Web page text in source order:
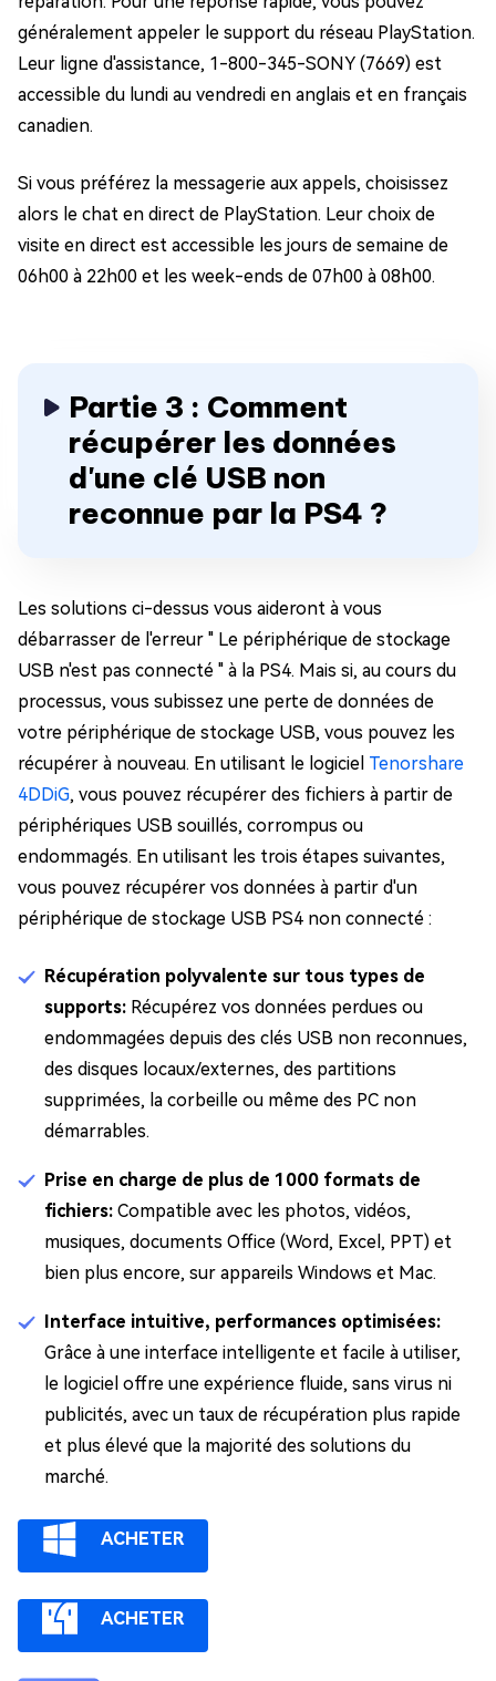
généralement appeler le support du réseau PlayStation.
Leur ligne d'assistance, 1-800-345-SONY (7669) est
accessible du lundi au vendredi en anglais et en français
canadien.
Si vous préférez la messagerie aux appels, choisissez
alors le chat en direct de PlayStation. Leur choix de
visite en direct est accessible les jours de semaine de
06h00 à 22h00 et les week-ends de 07h00 à 08h00.
Partie 3 : Comment
récupérer les données
d'une clé USB non
reconnue par la PS4 ?
Les solutions ci-dessus vous aideront à vous
débarrasser de l'erreur " Le périphérique de stockage
USB n'est pas connecté " à la PS4. Mais si, au cours du
processus, vous subissez une perte de données de
votre périphérique de stockage USB, vous pouvez les
récupérer à nouveau. En utilisant le logiciel Tenorshare
4DDiG, vous pouvez récupérer des fichiers à partir de
périphériques USB souillés, corrompus ou
endommagés. En utilisant les trois étapes suivantes,
vous pouvez récupérer vos données à partir d'un
périphérique de stockage USB PS4 non connecté :
Récupération polyvalente sur tous types de
supports: Récupérez vos données perdues ou
endommagées depuis des clés USB non reconnues,
des disques locaux/externes, des partitions
supprimées, la corbeille ou même des PC non
démarrables.
Prise en charge de plus de 1000 formats de
fichiers: Compatible avec les photos, vidéos,
musiques, documents Office (Word, Excel, PPT) et
bien plus encore, sur appareils Windows et Mac.
Interface intuitive, performances optimisées:
Grâce à une interface intelligente et facile à utiliser,
le logiciel offre une expérience fluide, sans virus ni
publicités, avec un taux de récupération plus rapide
et plus élevé que la majorité des solutions du
marché.
ACHETER
ACHETER